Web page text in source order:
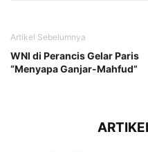
Artikel Sebelumnya
WNI di Perancis Gelar Paris
“Menyapa Ganjar-Mahfud”